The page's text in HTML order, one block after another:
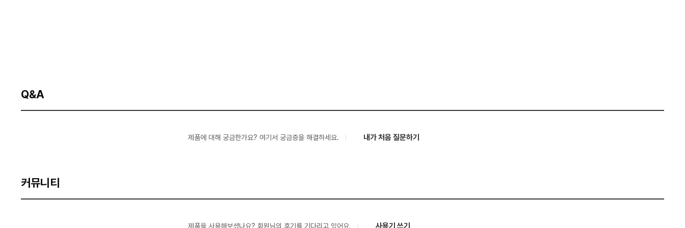
Q&A
제품에 대해 궁금한가요? 여기서 궁금증을 해결하세요. 내가 처음 질문하기
커뮤니티
제품을 사용해보셨나요? 회원님의 후기를 기다리고 있어요. 사용기 쓰기